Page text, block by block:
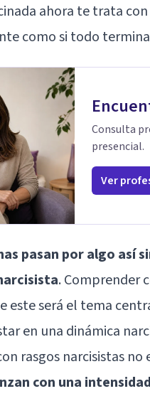
ahora te trata
como si todo
Consulta
presencial.
Ver
pasan por algo así
. Comprender
este será el tema
en una dinámica
rasgos narcisistas
con una